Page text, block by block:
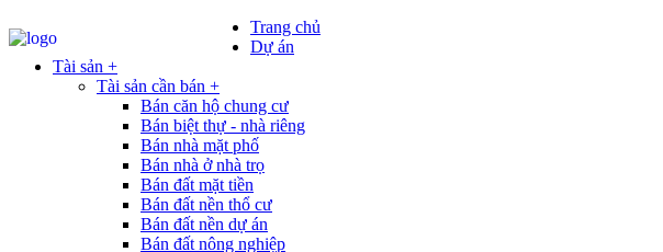
Trang chủ
Dự án
Tài sản +
Tài sản cần bán +
Bán căn hộ chung cư
Bán biệt thự - nhà riêng
Bán nhà mặt phố
Bán nhà ở nhà trọ
Bán đất mặt tiền
Bán đất nền thổ cư
Bán đất nền dự án
Bán đất nông nghiệp